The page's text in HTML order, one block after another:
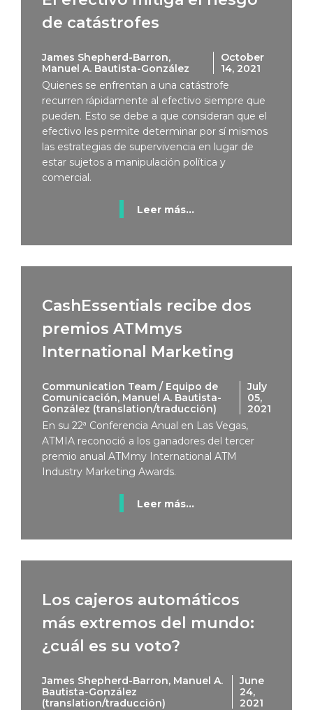
de catástrofes
James Shepherd-Barron,
Manuel A. Bautista-González
October
14, 2021
Quienes se enfrentan a una catástrofe
recurren rápidamente al efectivo siempre que
pueden. Esto se debe a que consideran que el
efectivo les permite determinar por sí mismos
las estrategias de supervivencia en lugar de
estar sujetos a manipulación política y
comercial.
Leer más...
CashEssentials recibe dos
premios ATMmys
International Marketing
Communication Team / Equipo de
Comunicación, Manuel A. Bautista-
González (translation/traducción)
July
05,
2021
En su 22ª Conferencia Anual en Las Vegas,
ATMIA reconoció a los ganadores del tercer
premio anual ATMmy International ATM
Industry Marketing Awards.
Leer más...
Los cajeros automáticos
más extremos del mundo:
¿cuál es su voto?
James Shepherd-Barron, Manuel A.
Bautista-González
(translation/traducción)
June
24,
2021